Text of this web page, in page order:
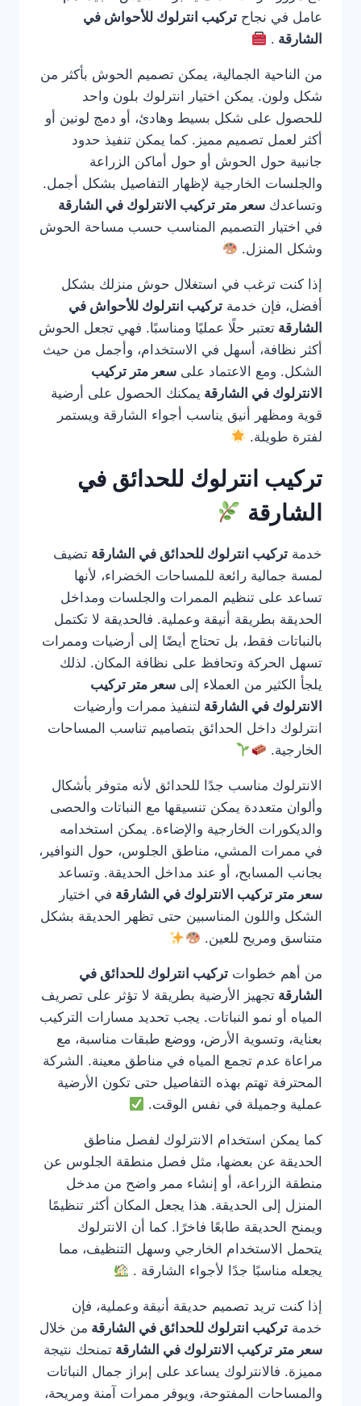
عامل في نجاح تركيب انترلوك للأحواش في
الشارقة .
من الناحية الجمالية، يمكن تصميم الحوش بأكثر من
شكل ولون. يمكن اختيار انترلوك بلون واحد
للحصول على شكل بسيط وهادئ، أو دمج لونين أو
أكثر لعمل تصميم مميز. كما يمكن تنفيذ حدود
جانبية حول الحوش أو حول أماكن الزراعة
والجلسات الخارجية لإظهار التفاصيل بشكل أجمل.
وتساعدك سعر متر تركيب الانترلوك في الشارقة
في اختيار التصميم المناسب حسب مساحة الحوش
وشكل المنزل.
إذا كنت ترغب في استغلال حوش منزلك بشكل
أفضل، فإن خدمة تركيب انترلوك للأحواش في
الشارقة تعتبر حلًا عمليًا ومناسبًا. فهي تجعل الحوش
أكثر نظافة، أسهل في الاستخدام، وأجمل من حيث
الشكل. ومع الاعتماد على سعر متر تركيب
الانترلوك في الشارقة يمكنك الحصول على أرضية
قوية ومظهر أنيق يناسب أجواء الشارقة ويستمر
لفترة طويلة.
تركيب انترلوك للحدائق في
الشارقة
خدمة تركيب انترلوك للحدائق في الشارقة تضيف
لمسة جمالية رائعة للمساحات الخضراء، لأنها
تساعد على تنظيم الممرات والجلسات ومداخل
الحديقة بطريقة أنيقة وعملية. فالحديقة لا تكتمل
بالنباتات فقط، بل تحتاج أيضًا إلى أرضيات وممرات
تسهل الحركة وتحافظ على نظافة المكان. لذلك
يلجأ الكثير من العملاء إلى سعر متر تركيب
الانترلوك في الشارقة لتنفيذ ممرات وأرضيات
انترلوك داخل الحدائق بتصاميم تناسب المساحات
الخارجية.
الانترلوك مناسب جدًا للحدائق لأنه متوفر بأشكال
وألوان متعددة يمكن تنسيقها مع النباتات والحصى
والديكورات الخارجية والإضاءة. يمكن استخدامه
في ممرات المشي، مناطق الجلوس، حول النوافير،
بجانب المسابح، أو عند مداخل الحديقة. وتساعد
سعر متر تركيب الانترلوك في الشارقة في اختيار
الشكل واللون المناسبين حتى تظهر الحديقة بشكل
متناسق ومريح للعين.
من أهم خطوات تركيب انترلوك للحدائق في
الشارقة تجهيز الأرضية بطريقة لا تؤثر على تصريف
المياه أو نمو النباتات. يجب تحديد مسارات التركيب
بعناية، وتسوية الأرض، ووضع طبقات مناسبة، مع
مراعاة عدم تجمع المياه في مناطق معينة. الشركة
المحترفة تهتم بهذه التفاصيل حتى تكون الأرضية
عملية وجميلة في نفس الوقت.
كما يمكن استخدام الانترلوك لفصل مناطق
الحديقة عن بعضها، مثل فصل منطقة الجلوس عن
منطقة الزراعة، أو إنشاء ممر واضح من مدخل
المنزل إلى الحديقة. هذا يجعل المكان أكثر تنظيمًا
ويمنح الحديقة طابعًا فاخرًا. كما أن الانترلوك
يتحمل الاستخدام الخارجي وسهل التنظيف، مما
يجعله مناسبًا جدًا لأجواء الشارقة .
إذا كنت تريد تصميم حديقة أنيقة وعملية، فإن
خدمة تركيب انترلوك للحدائق في الشارقة من خلال
سعر متر تركيب الانترلوك في الشارقة تمنحك نتيجة
مميزة. فالانترلوك يساعد على إبراز جمال النباتات
والمساحات المفتوحة، ويوفر ممرات آمنة ومريحة،